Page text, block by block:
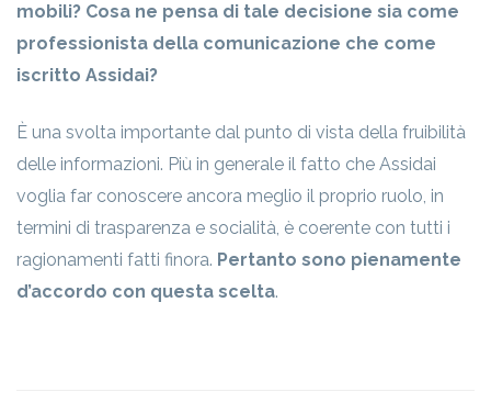
mobili? Cosa ne pensa di tale decisione sia come
professionista della comunicazione che come
iscritto Assidai?
È una svolta importante dal punto di vista della fruibilità
delle informazioni. Più in generale il fatto che Assidai
voglia far conoscere ancora meglio il proprio ruolo, in
termini di trasparenza e socialità, è coerente con tutti i
ragionamenti fatti finora. Pertanto sono pienamente
d’accordo con questa scelta.